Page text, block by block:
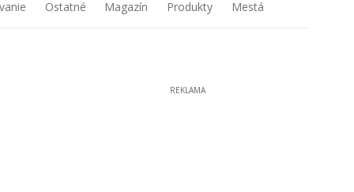
Ostatné Magazín Produkty Mestá
REKLAMA